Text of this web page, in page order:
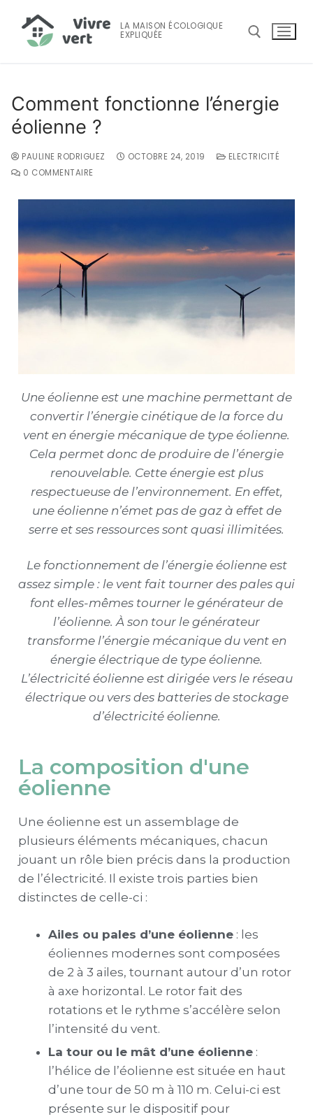
LA MAISON ÉCOLOGIQUE
EXPLIQUÉE
Accueil
Maison Écologique
Maison écologique
Types de maison écologique
Consommation D’énergie
Consommation d’énergie
Électricité
Ameublement Écologique
Comment fonctionne l’énergie
éolienne ?
PAULINE RODRIGUEZ OCTOBRE 24, 2019
ELECTRICITÉ
0 COMMENTAIRE
Une éolienne est une machine permettant de
convertir l’énergie cinétique de la force du
vent en énergie mécanique de type éolienne.
Cela permet donc de produire de l’énergie
renouvelable. Cette énergie est plus
respectueuse de l’environnement. En effet,
une éolienne n’émet pas de gaz à effet de
serre et ses ressources sont quasi illimitées.
Le fonctionnement de l’énergie éolienne est
assez simple : le vent fait tourner des pales qui
font elles-mêmes tourner le générateur de
l’éolienne. À son tour le générateur
transforme l’énergie mécanique du vent en
énergie électrique de type éolienne.
L’électricité éolienne est dirigée vers le réseau
électrique ou vers des batteries de stockage
d’électricité éolienne.
La composition d'une
éolienne
Une éolienne est un assemblage de
plusieurs éléments mécaniques, chacun
jouant un rôle bien précis dans la production
de l’électricité. Il existe trois parties bien
distinctes de celle-ci :
Ailes ou pales d’une éolienne: les
éoliennes modernes sont composées
de 2 à 3 ailes, tournant autour d’un rotor
à axe horizontal. Le rotor fait des
rotations et le rythme s’accélère selon
l’intensité du vent.
La tour ou le mât d’une éolienne:
l’hélice de l’éolienne est située en haut
d’une tour de 50 m à 110 m. Celui-ci est
présente sur le dispositif pour